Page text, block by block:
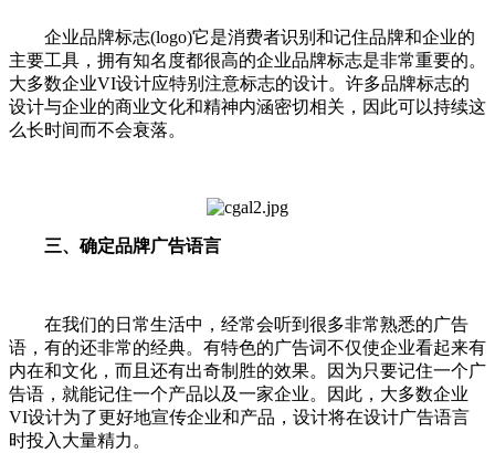
企业品牌标志(logo)它是消费者识别和记住品牌和企业的
主要工具，拥有知名度都很高的企业品牌标志是非常重要的。
大多数企业VI设计应特别注意标志的设计。许多品牌标志的
设计与企业的商业文化和精神内涵密切相关，因此可以持续这
么长时间而不会衰落。
三、确定品牌广告语言
在我们的日常生活中，经常会听到很多非常熟悉的广告
语，有的还非常的经典。有特色的广告词不仅使企业看起来有
内在和文化，而且还有出奇制胜的效果。因为只要记住一个广
告语，就能记住一个产品以及一家企业。因此，大多数企业
VI设计为了更好地宣传企业和产品，设计将在设计广告语言
时投入大量精力。